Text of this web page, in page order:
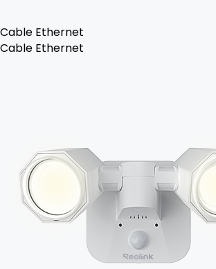
Cable Ethernet
Cable Ethernet